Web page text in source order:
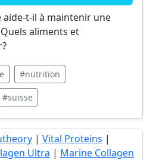
aide-t-il à maintenir une
aliments et
#nutrition
#suisse
| Vital Proteins |
Ultra | Marine Collagen